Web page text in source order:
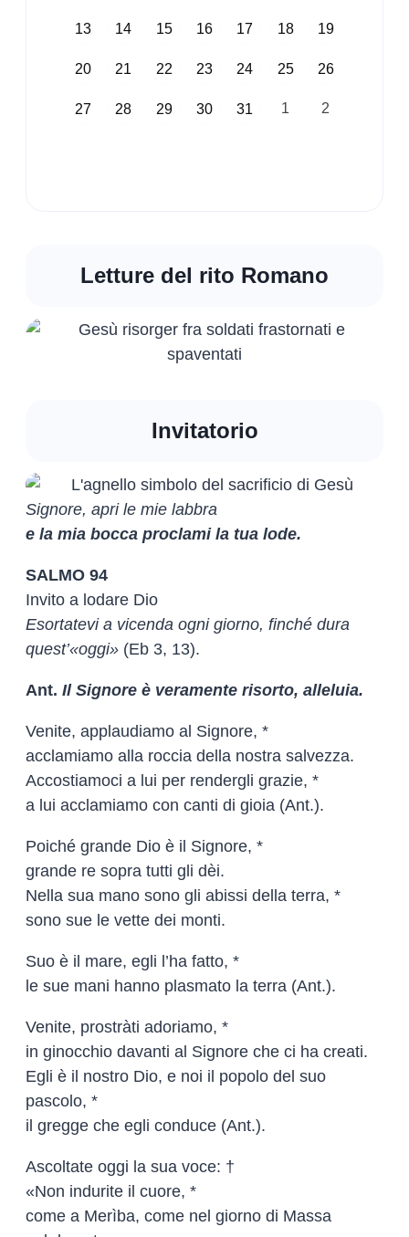
13 14 15 16 17 18 19
20 21 22 23 24 25 26
27 28 29 30 31 1 2
Letture del rito Romano
Invitatorio
Signore, apri le mie labbra
e la mia bocca proclami la tua lode.
SALMO 94
Invito a lodare Dio
Esortatevi a vicenda ogni giorno, finché dura
quest’«oggi» (Eb 3, 13).
Ant. Il Signore è veramente risorto, alleluia.
Venite, applaudiamo al Signore, *
acclamiamo alla roccia della nostra salvezza.
Accostiamoci a lui per rendergli grazie, *
a lui acclamiamo con canti di gioia (Ant.).
Poiché grande Dio è il Signore, *
grande re sopra tutti gli dèi.
Nella sua mano sono gli abissi della terra, *
sono sue le vette dei monti.
Suo è il mare, egli l’ha fatto, *
le sue mani hanno plasmato la terra (Ant.).
Venite, prostràti adoriamo, *
in ginocchio davanti al Signore che ci ha creati.
Egli è il nostro Dio, e noi il popolo del suo
pascolo, *
il gregge che egli conduce (Ant.).
Ascoltate oggi la sua voce: †
«Non indurite il cuore, *
come a Merìba, come nel giorno di Massa